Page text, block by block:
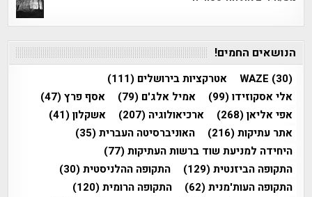
הנושאים החמים!
WAZE (30) אטרקציות בירושלים (111)
אלי אסקוזידו(99) אמיל אלג'ם (79) אסף פרץ(47)
אפי אליאן(268) ארכיאולוגיה (207) אשקלון(41)
אתר עתיקות(216) האוניברסיטה העברית(35)
היחידה למניעת שוד ברשות העתיקות(77)
התקופה הביזנטית(129) התקופה ההלניסטית(30)
התקופה העות'מנית(62) התקופה הרומית(120)